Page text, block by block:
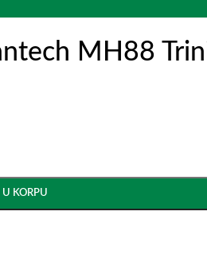
MH88
KORPU